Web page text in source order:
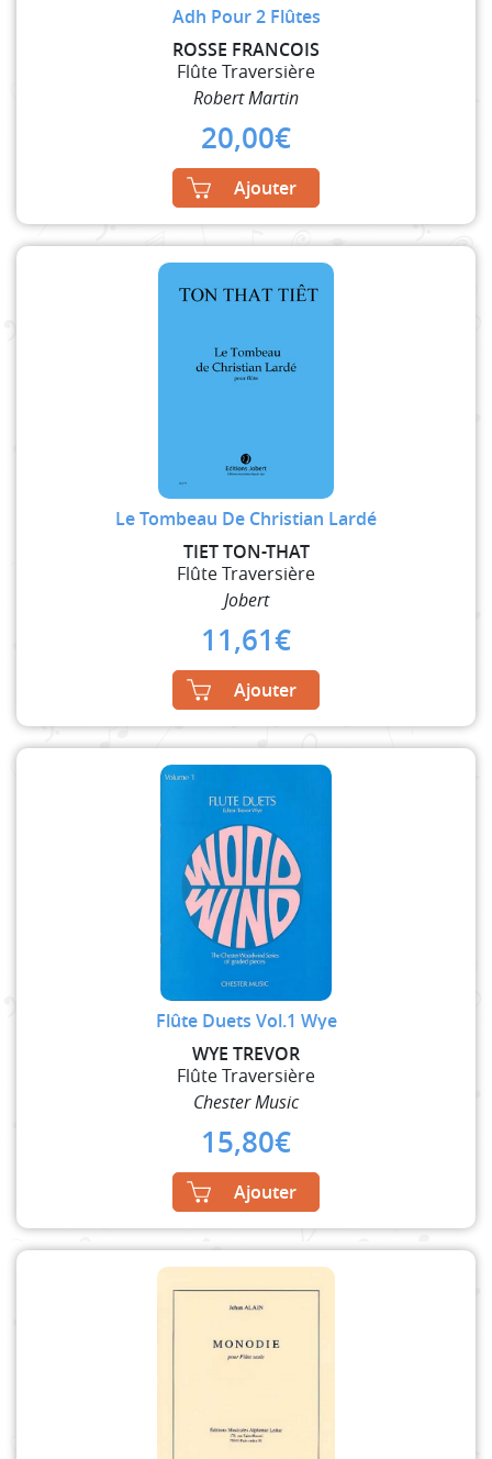
Adh Pour 2 Flûtes
ROSSE FRANCOIS
Flûte Traversière
Robert Martin
20,00€
Ajouter
Le Tombeau De Christian Lardé
TIET TON-THAT
Flûte Traversière
Jobert
11,61€
Ajouter
Flûte Duets Vol.1 Wye
WYE TREVOR
Flûte Traversière
Chester Music
15,80€
Ajouter